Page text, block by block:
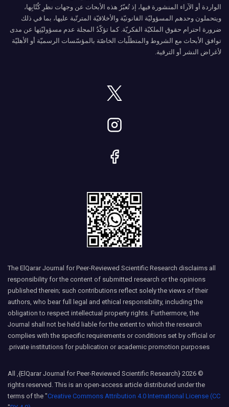
الواردة أو الآراء المنشورة فيها، إذ تُعبّرُ هذه الأبحاث عن وجهات نظرِ كُتّابِها،
ويتحملون وحدهم المسؤوليّة القانونيّة والأخلاقيّة المترتّبة عليها، بما في ذلك
ضرورة احترام حقوق الملكيّة الفكريّة. كما تؤكّدُ المجلة عدم مسؤوليّتِها عن مدى
توافق الأبحاث مع الشروط والمتطلّبات الخاصّة بالمؤسّسات الرسميّة أو الأهليّة
لأغراض النشر أو الترقية.
The ElQarar Journal for Peer-Reviewed Scientific Research disclaims all
responsibility for the content of submitted research or the opinions
published therein; such contributions reflect solely the views of their
authors, who bear full legal and ethical responsibility, including the
obligation to respect intellectual property rights. Furthermore, the
Journal shall not be held liable for the extent to which the research
complies with the specific requirements or conditions set by official or
private institutions for publication or academic promotion purposes.
© 2026 {ElQarar Journal for Peer-Reviewed Scientific Research}, All
rights reserved. This is an open-access article distributed under the
terms of the "Creative Commons Attribution 4.0 International License (CC